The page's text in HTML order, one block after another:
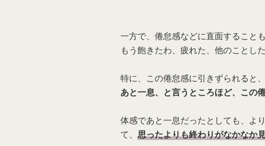
一方で、倦怠感などに直面すること
もう飽きたわ、疲れた、他のことし
特に、この倦怠感に引きずられると
あと一息、と言うところほど、この
体感であと一息だったとしても、よ
て、 思ったよりも終わりがなかなか